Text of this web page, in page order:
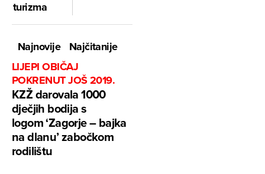
turizma
Najnovije
Najčitanije
LIJEPI OBIČAJ
POKRENUT JOŠ 2019.
KZŽ darovala 1000
dječjih bodija s
logom ‘Zagorje – bajka
na dlanu’ zabočkom
rodilištu